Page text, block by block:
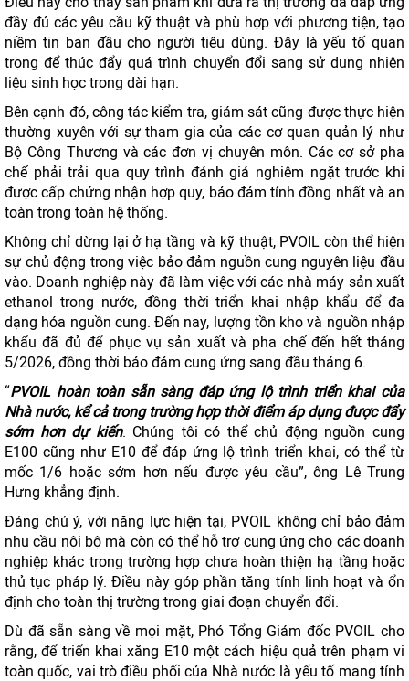
đầy đủ các yêu cầu kỹ thuật và phù hợp với phương tiện, tạo
niềm tin ban đầu cho người tiêu dùng. Đây là yếu tố quan
trọng để thúc đẩy quá trình chuyển đổi sang sử dụng nhiên
liệu sinh học trong dài hạn.
Bên cạnh đó, công tác kiểm tra, giám sát cũng được thực hiện
thường xuyên với sự tham gia của các cơ quan quản lý như
Bộ Công Thương và các đơn vị chuyên môn. Các cơ sở pha
chế phải trải qua quy trình đánh giá nghiêm ngặt trước khi
được cấp chứng nhận hợp quy, bảo đảm tính đồng nhất và an
toàn trong toàn hệ thống.
Không chỉ dừng lại ở hạ tầng và kỹ thuật, PVOIL còn thể hiện
sự chủ động trong việc bảo đảm nguồn cung nguyên liệu đầu
vào. Doanh nghiệp này đã làm việc với các nhà máy sản xuất
ethanol trong nước, đồng thời triển khai nhập khẩu để đa
dạng hóa nguồn cung. Đến nay, lượng tồn kho và nguồn nhập
khẩu đã đủ để phục vụ sản xuất và pha chế đến hết tháng
5/2026, đồng thời bảo đảm cung ứng sang đầu tháng 6.
“PVOIL hoàn toàn sẵn sàng đáp ứng lộ trình triển khai của
Nhà nước, kể cả trong trường hợp thời điểm áp dụng được đẩy
sớm hơn dự kiến. Chúng tôi có thể chủ động nguồn cung
E100 cũng như E10 để đáp ứng lộ trình triển khai, có thể từ
mốc 1/6 hoặc sớm hơn nếu được yêu cầu”, ông Lê Trung
Hưng khẳng định.
Đáng chú ý, với năng lực hiện tại, PVOIL không chỉ bảo đảm
nhu cầu nội bộ mà còn có thể hỗ trợ cung ứng cho các doanh
nghiệp khác trong trường hợp chưa hoàn thiện hạ tầng hoặc
thủ tục pháp lý. Điều này góp phần tăng tính linh hoạt và ổn
định cho toàn thị trường trong giai đoạn chuyển đổi.
Dù đã sẵn sàng về mọi mặt, Phó Tổng Giám đốc PVOIL cho
rằng, để triển khai xăng E10 một cách hiệu quả trên phạm vi
toàn quốc, vai trò điều phối của Nhà nước là yếu tố mang tính